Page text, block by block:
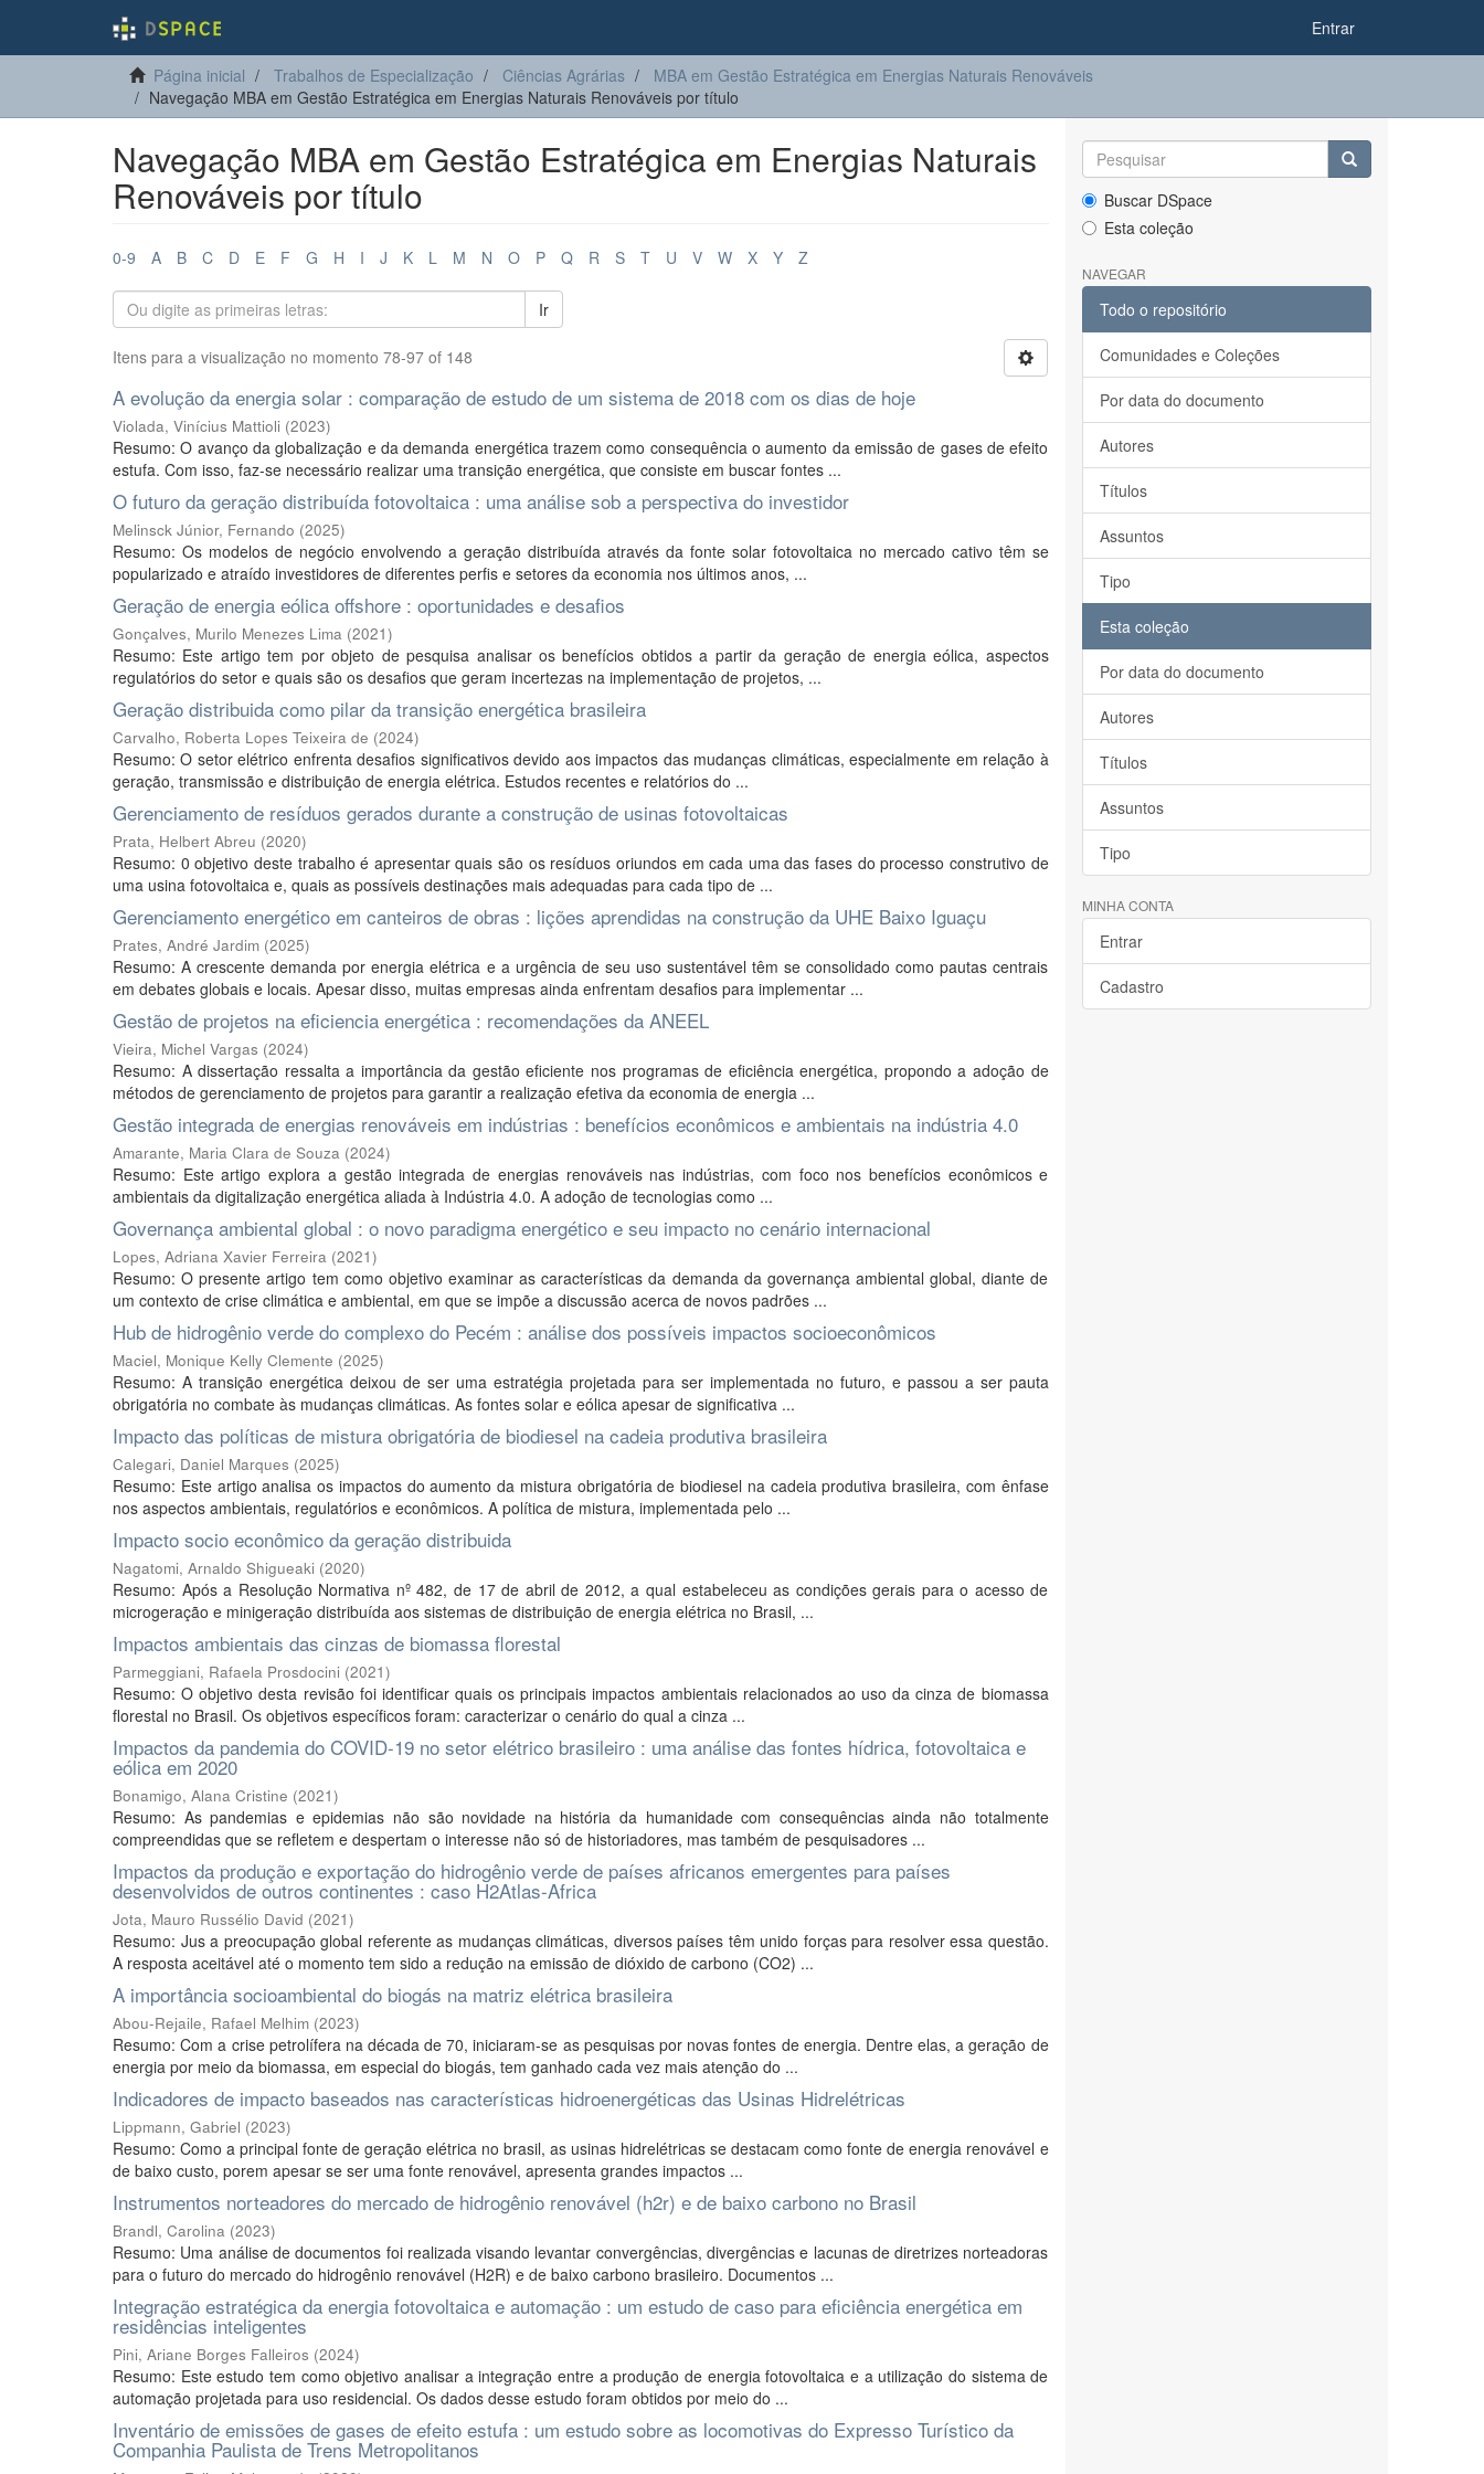
Entrar
Página inicial Trabalhos de Especialização Ciências Agrárias
MBA em Gestão Estratégica em Energias Naturais Renováveis
Navegação MBA em Gestão Estratégica em Energias Naturais Renováveis por título
Navegação MBA em Gestão Estratégica em Energias Naturais
Renováveis por título
0-9 A B C D E F G H I J K L M N O P Q R S T U V W X Y Z
Ir
Itens para a visualização no momento 78-97 of 148
A evolução da energia solar : comparação de estudo de um sistema de 2018 com os dias de hoje
Violada, Vinícius Mattioli (2023)
Resumo: O avanço da globalização e da demanda energética trazem como consequência o aumento da emissão de gases de efeito
estufa. Com isso, faz-se necessário realizar uma transição energética, que consiste em buscar fontes ...
O futuro da geração distribuída fotovoltaica : uma análise sob a perspectiva do investidor
Melinsck Júnior, Fernando (2025)
Resumo: Os modelos de negócio envolvendo a geração distribuída através da fonte solar fotovoltaica no mercado cativo têm se
popularizado e atraído investidores de diferentes perfis e setores da economia nos últimos anos, ...
Geração de energia eólica offshore : oportunidades e desafios
Gonçalves, Murilo Menezes Lima (2021)
Resumo: Este artigo tem por objeto de pesquisa analisar os benefícios obtidos a partir da geração de energia eólica, aspectos
regulatórios do setor e quais são os desafios que geram incertezas na implementação de projetos, ...
Geração distribuida como pilar da transição energética brasileira
Carvalho, Roberta Lopes Teixeira de (2024)
Resumo: O setor elétrico enfrenta desafios significativos devido aos impactos das mudanças climáticas, especialmente em relação à
geração, transmissão e distribuição de energia elétrica. Estudos recentes e relatórios do ...
Gerenciamento de resíduos gerados durante a construção de usinas fotovoltaicas
Prata, Helbert Abreu (2020)
Resumo: 0 objetivo deste trabalho é apresentar quais são os resíduos oriundos em cada uma das fases do processo construtivo de
uma usina fotovoltaica e, quais as possíveis destinações mais adequadas para cada tipo de ...
Gerenciamento energético em canteiros de obras : lições aprendidas na construção da UHE Baixo Iguaçu
Prates, André Jardim (2025)
Resumo: A crescente demanda por energia elétrica e a urgência de seu uso sustentável têm se consolidado como pautas centrais
em debates globais e locais. Apesar disso, muitas empresas ainda enfrentam desafios para implementar ...
Gestão de projetos na eficiencia energética : recomendações da ANEEL
Vieira, Michel Vargas (2024)
Resumo: A dissertação ressalta a importância da gestão eficiente nos programas de eficiência energética, propondo a adoção de
métodos de gerenciamento de projetos para garantir a realização efetiva da economia de energia ...
Gestão integrada de energias renováveis em indústrias : benefícios econômicos e ambientais na indústria 4.0
Amarante, Maria Clara de Souza (2024)
Resumo: Este artigo explora a gestão integrada de energias renováveis nas indústrias, com foco nos benefícios econômicos e
ambientais da digitalização energética aliada à Indústria 4.0. A adoção de tecnologias como ...
Governança ambiental global : o novo paradigma energético e seu impacto no cenário internacional
Lopes, Adriana Xavier Ferreira (2021)
Resumo: O presente artigo tem como objetivo examinar as características da demanda da governança ambiental global, diante de
um contexto de crise climática e ambiental, em que se impõe a discussão acerca de novos padrões ...
Hub de hidrogênio verde do complexo do Pecém : análise dos possíveis impactos socioeconômicos
Maciel, Monique Kelly Clemente (2025)
Resumo: A transição energética deixou de ser uma estratégia projetada para ser implementada no futuro, e passou a ser pauta
obrigatória no combate às mudanças climáticas. As fontes solar e eólica apesar de significativa ...
Impacto das políticas de mistura obrigatória de biodiesel na cadeia produtiva brasileira
Calegari, Daniel Marques (2025)
Resumo: Este artigo analisa os impactos do aumento da mistura obrigatória de biodiesel na cadeia produtiva brasileira, com ênfase
nos aspectos ambientais, regulatórios e econômicos. A política de mistura, implementada pelo ...
Impacto socio econômico da geração distribuida
Nagatomi, Arnaldo Shigueaki (2020)
Resumo: Após a Resolução Normativa nº 482, de 17 de abril de 2012, a qual estabeleceu as condições gerais para o acesso de
microgeração e minigeração distribuída aos sistemas de distribuição de energia elétrica no Brasil, ...
Impactos ambientais das cinzas de biomassa florestal
Parmeggiani, Rafaela Prosdocini (2021)
Resumo: O objetivo desta revisão foi identificar quais os principais impactos ambientais relacionados ao uso da cinza de biomassa
florestal no Brasil. Os objetivos específicos foram: caracterizar o cenário do qual a cinza ...
Impactos da pandemia do COVID-19 no setor elétrico brasileiro : uma análise das fontes hídrica, fotovoltaica e
eólica em 2020
Bonamigo, Alana Cristine (2021)
Resumo: As pandemias e epidemias não são novidade na história da humanidade com consequências ainda não totalmente
compreendidas que se refletem e despertam o interesse não só de historiadores, mas também de pesquisadores ...
Impactos da produção e exportação do hidrogênio verde de países africanos emergentes para países
desenvolvidos de outros continentes : caso H2Atlas-Africa
Jota, Mauro Russélio David (2021)
Resumo: Jus a preocupação global referente as mudanças climáticas, diversos países têm unido forças para resolver essa questão.
A resposta aceitável até o momento tem sido a redução na emissão de dióxido de carbono (CO2) ...
A importância socioambiental do biogás na matriz elétrica brasileira
Abou-Rejaile, Rafael Melhim (2023)
Resumo: Com a crise petrolífera na década de 70, iniciaram-se as pesquisas por novas fontes de energia. Dentre elas, a geração de
energia por meio da biomassa, em especial do biogás, tem ganhado cada vez mais atenção do ...
Indicadores de impacto baseados nas características hidroenergéticas das Usinas Hidrelétricas
Lippmann, Gabriel (2023)
Resumo: Como a principal fonte de geração elétrica no brasil, as usinas hidrelétricas se destacam como fonte de energia renovável e
de baixo custo, porem apesar se ser uma fonte renovável, apresenta grandes impactos ...
Instrumentos norteadores do mercado de hidrogênio renovável (h2r) e de baixo carbono no Brasil
Brandl, Carolina (2023)
Resumo: Uma análise de documentos foi realizada visando levantar convergências, divergências e lacunas de diretrizes norteadoras
para o futuro do mercado do hidrogênio renovável (H2R) e de baixo carbono brasileiro. Documentos ...
Integração estratégica da energia fotovoltaica e automação : um estudo de caso para eficiência energética em
residências inteligentes
Pini, Ariane Borges Falleiros (2024)
Resumo: Este estudo tem como objetivo analisar a integração entre a produção de energia fotovoltaica e a utilização do sistema de
automação projetada para uso residencial. Os dados desse estudo foram obtidos por meio do ...
Inventário de emissões de gases de efeito estufa : um estudo sobre as locomotivas do Expresso Turístico da
Companhia Paulista de Trens Metropolitanos
Buscar DSpace
Esta coleção
NAVEGAR
Todo o repositório
Comunidades e Coleções
Por data do documento
Autores
Títulos
Assuntos
Tipo
Esta coleção
Por data do documento
Autores
Títulos
Assuntos
Tipo
MINHA CONTA
Entrar
Cadastro